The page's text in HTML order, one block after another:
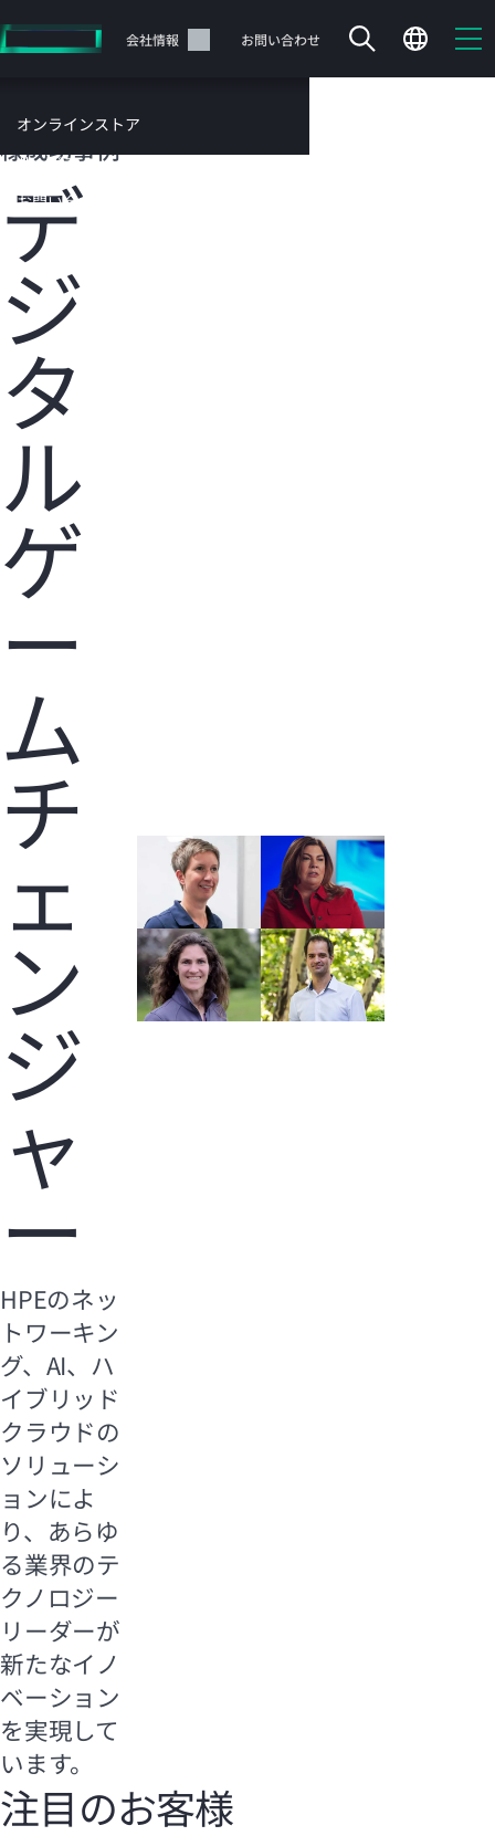
イ
テ
に
ッ
会社情報 お問い合わせ
オンラインストア
サービス
お問い合わせ
HPEのお客
様成功事例
デ
ジ
タ
ル
ゲ
ー
ム
チ
ェ
ン
ジ
ャ
ー
HPEのネッ
トワーキン
グ、AI、ハ
イブリッド
クラウドの
ソリューシ
ョンによ
り、あらゆ
る業界のテ
クノロジー
リーダーが
新たなイノ
ベーション
を実現して
います。
注目のお客様